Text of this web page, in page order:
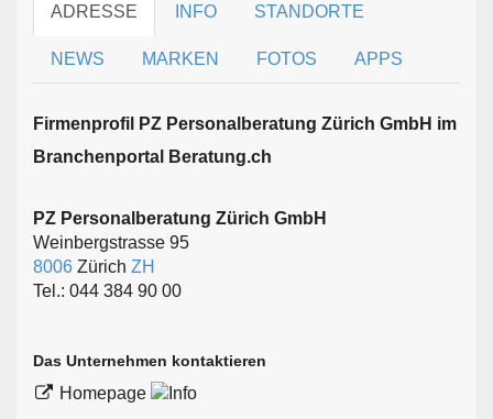
ADRESSE INFO STANDORTE
NEWS MARKEN FOTOS APPS
Firmen­profil PZ Personalberatung Zürich GmbH im
Branchen­portal Beratung.ch
PZ Personalberatung Zürich GmbH
Weinbergstrasse 95
8006 Zürich ZH
Tel.: 044 384 90 00
Das Unternehmen kontaktieren
Homepage